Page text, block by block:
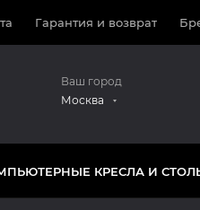
Гарантия и возврат
Ваш город
Москва
КРЕСЛА И